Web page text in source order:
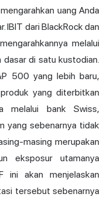
mengarahkan uang Anda
IBIT dari BlackRock dan
melalui
di satu kustodian.
500 yang lebih baru,
yang diterbitkan
melalui bank Swiss,
yang sebenarnya tidak
masing merupakan
eksposur utamanya
ini akan menjelaskan
tersebut sebenarnya